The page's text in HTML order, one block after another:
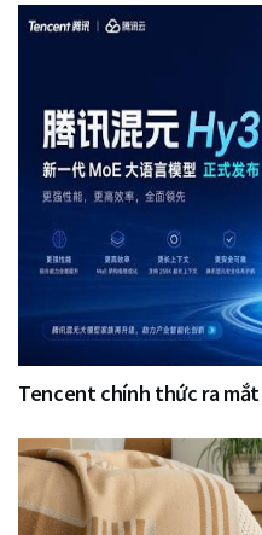
Tencent chính thức ra